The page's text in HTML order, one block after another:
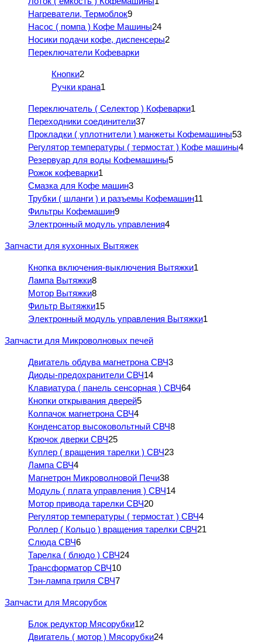
Нагреватели, Термоблок9
Насос ( помпа ) Кофе Машины24
Носики подачи кофе, диспенсеры2
Переключатели Кофеварки
Кнопки2
Ручки крана1
Переключатель ( Селектор ) Кофеварки1
Переходники соединители37
Прокладки ( уплотнители ) манжеты Кофемашины53
Регулятор температуры ( термостат ) Кофе машины4
Резервуар для воды Кофемашины5
Рожок кофеварки1
Смазка для Кофе машин3
Трубки ( шланги ) и разъемы Кофемашин11
Фильтры Кофемашин9
Электронный модуль управления4
Запчасти для кухонных Вытяжек
Кнопка включения-выключения Вытяжки1
Лампа Вытяжки8
Мотор Вытяжки8
Фильтр Вытяжки15
Электронный модуль управления Вытяжки1
Запчасти для Микроволновых печей
Двигатель обдува магнетрона СВЧ3
Диоды-предохранители СВЧ14
Клавиатура ( панель сенсорная ) СВЧ64
Кнопки открывания дверей5
Колпачок магнетрона СВЧ4
Конденсатор высоковольтный СВЧ8
Крючок дверки СВЧ25
Куплер ( вращения тарелки ) СВЧ23
Лампа СВЧ4
Магнетрон Микроволновой Печи38
Модуль ( плата управления ) СВЧ14
Мотор привода тарелки СВЧ20
Регулятор температуры ( термостат ) СВЧ4
Роллер ( Кольцо ) вращения тарелки СВЧ21
Слюда СВЧ6
Тарелка ( блюдо ) СВЧ24
Трансформатор СВЧ10
Тэн-лампа гриля СВЧ7
Запчасти для Мясорубок
Блок редуктор Мясорубки12
Двигатель ( мотор ) Мясорубки24